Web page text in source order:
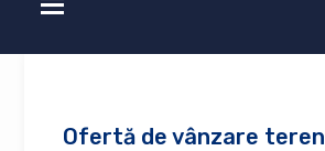
Ofertă de vânzare teren